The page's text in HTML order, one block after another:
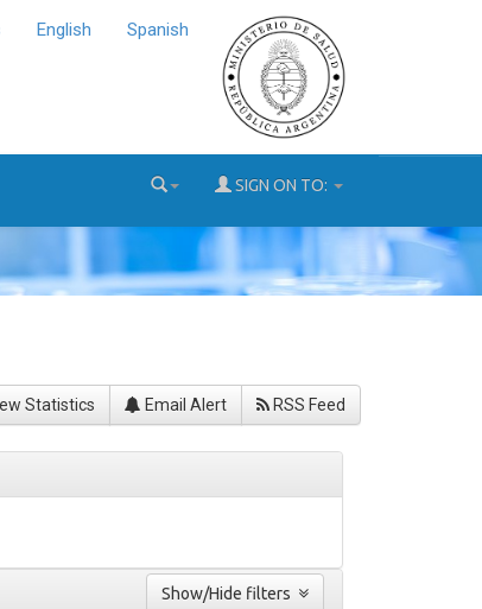
English Spanish
SIGN ON TO:
Statistics Email Alert RSS Feed